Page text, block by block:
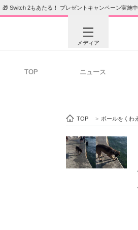
🎁 Switch 2もあたる！ プレゼントキャンペーン実施中
メディア
ビジネスと働き方
ITエンジニア向け
TOP ニュース
TOP > ボールをくわ